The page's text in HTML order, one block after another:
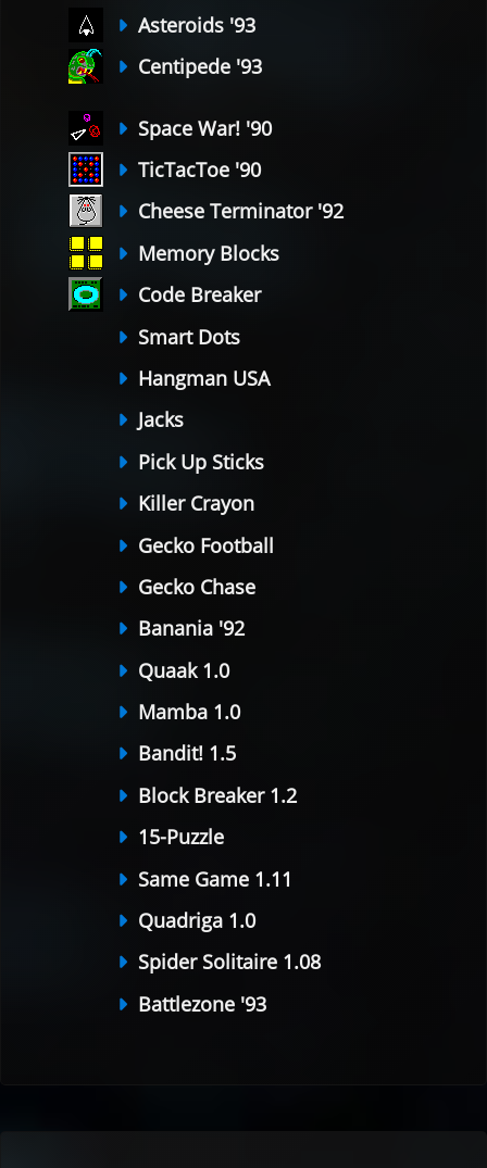
Asteroids '93
Centipede '93
Space War! '90
TicTacToe '90
Cheese Terminator '92
Memory Blocks
Code Breaker
Smart Dots
Hangman USA
Jacks
Pick Up Sticks
Killer Crayon
Gecko Football
Gecko Chase
Banania '92
Quaak 1.0
Mamba 1.0
Bandit! 1.5
Block Breaker 1.2
15-Puzzle
Same Game 1.11
Quadriga 1.0
Spider Solitaire 1.08
Battlezone '93